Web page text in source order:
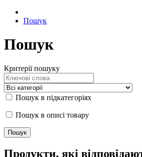
Пошук
Пошук
Критерії пошуку
Пошук в підкатегоріях
Пошук в описі товару
Продукти, які